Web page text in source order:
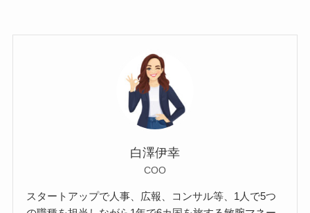
白澤伊幸
COO
スタートアップで人事、広報、コンサル等、1人で5つ